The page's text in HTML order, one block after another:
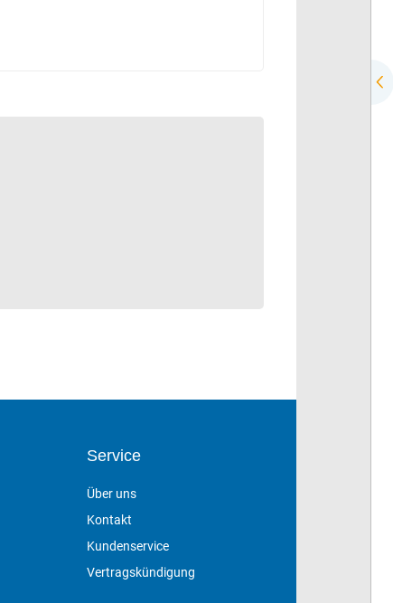
Service
Über uns
Kontakt
Kundenservice
Vertragskündigung